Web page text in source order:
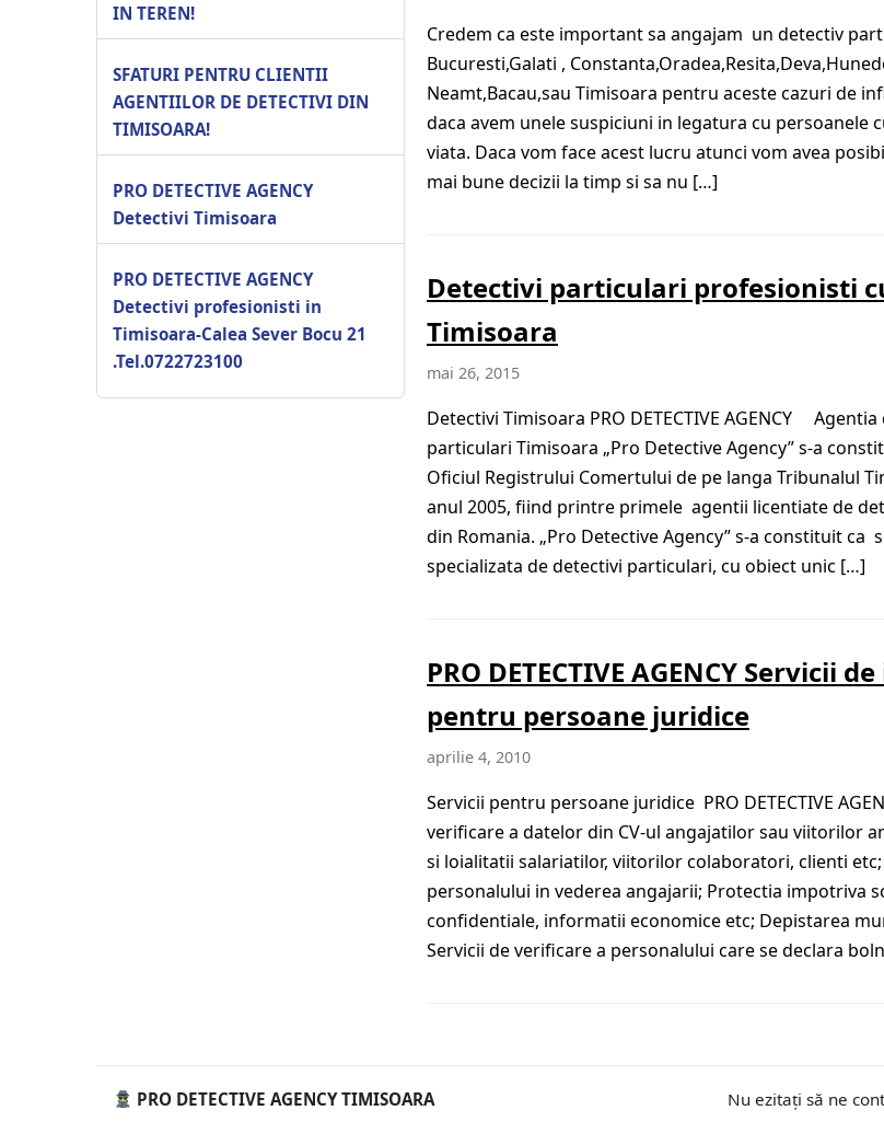
IN TEREN!
SFATURI PENTRU CLIENTII
AGENTIILOR DE DETECTIVI DIN
TIMISOARA!
PRO DETECTIVE AGENCY
Detectivi Timisoara
PRO DETECTIVE AGENCY
Detectivi profesionisti in
Timisoara-Calea Sever Bocu 21
.Tel.0722723100
Credem ca este important sa angajam un detectiv
Bucuresti,Galati ,
Neamt,Bacau,sau Timisoara pentru aceste cazuri de
daca avem unele suspiciuni in legatura cu persoanele
viata. Daca vom face acest lucru atunci vom avea
mai bune decizii la timp si sa nu […]
Detectivi particulari profesionisti
Timisoara
mai 26, 2015
Detectivi Timisoara PRO DETECTIVE AGENCY
particulari Timisoara „Pro Detective Agency” s-a
Oficiul Registrului Comertului de pe langa Tribunalul
anul 2005, fiind printre primele agentii licentiate de
din Romania. „Pro Detective Agency” s-a constituit ca
specializata de detectivi particulari, cu obiect unic […]
PRO DETECTIVE AGENCY Servicii
pentru persoane juridice
aprilie 4, 2010
Servicii pentru persoane juridice PRO DETECTIVE
verificare a datelor din CV-ul angajatilor sau viitorilor
si loialitatii salariatilor, viitorilor colaboratori, clienti etc;
personalului in vederea angajarii; Protectia impotriva
confidentiale, informatii economice etc; Depistarea
Servicii de verificare a personalului care se declara
PRO DETECTIVE AGENCY TIMISOARA Nu ezitați să ne